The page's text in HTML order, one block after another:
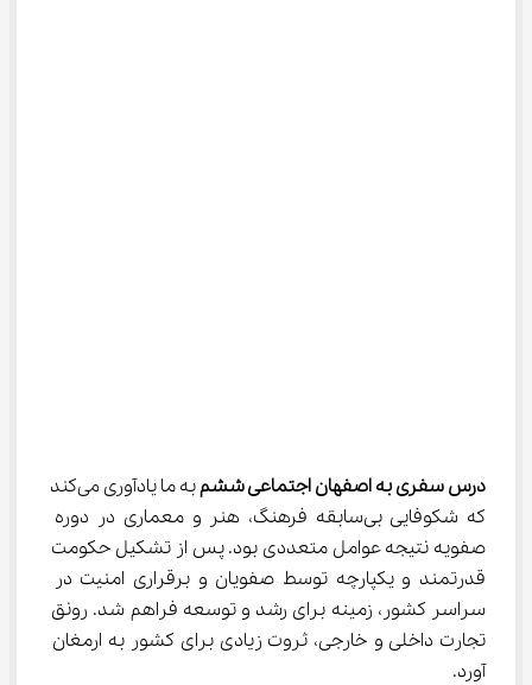
درس سفری به اصفهان اجتماعی ششم
به ما یادآوری می‌کند
که شکوفایی بی‌سابقه فرهنگ، هنر و معماری در دوره
صفویه نتیجه عوامل متعددی بود. پس از تشکیل حکومت
قدرتمند و یکپارچه توسط صفویان و برقراری امنیت در
سراسر کشور، زمینه برای رشد و توسعه فراهم شد. رونق
تجارت داخلی و خارجی، ثروت زیادی برای کشور به ارمغان
آورد.